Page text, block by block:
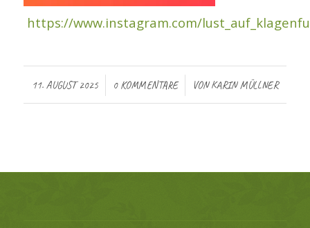
https://www.instagram.com/
11. AUGUST 2025
/ 0 KOMMENTARE
/ VONKARIN MÜLLNER